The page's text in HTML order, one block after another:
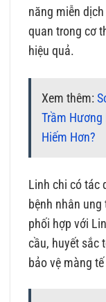
năng miễn
quan trong cơ
hiệu quả.
Xem thêm:
Trầm
Hiếm Hơn?
Linh chi có tác
bệnh nhân
phối hợp với
cầu, huyết sắc
bảo vệ màng